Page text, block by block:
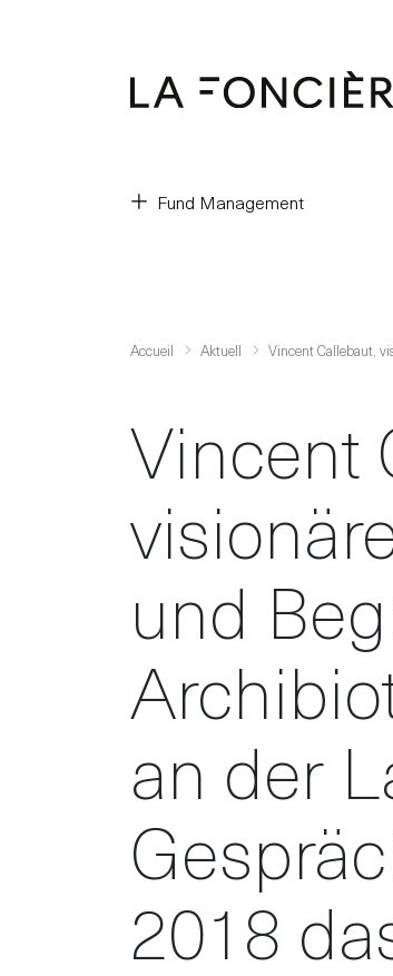
Fund Management
Accueil Aktuell
Vincent
und
an der
2018